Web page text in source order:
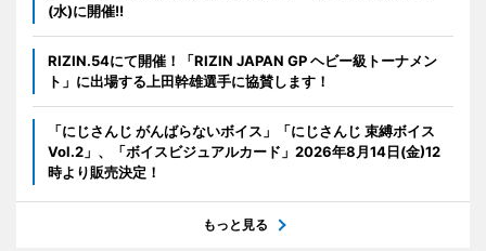
(水)に開催!!
RIZIN.54にて開催！「RIZIN JAPAN GP ヘビー級トーナメン
ト」に出場する上田幹雄選手に協賛します！
「にじさんじ がんばらないボイス」「にじさんじ 束縛ボイス
Vol.2」、「ボイスビジュアルカード」2026年8月14日(金)12
時より販売決定！
もっと見る